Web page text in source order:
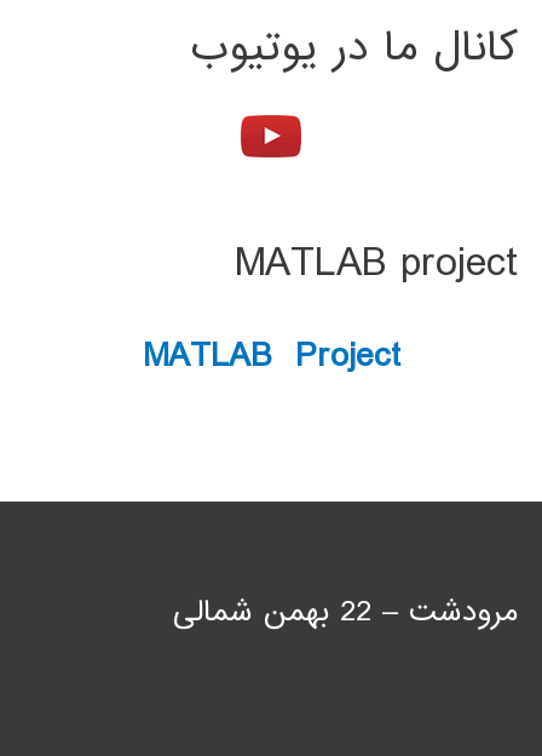
کانال ما در یوتیوب
MATLAB project
MATLAB Project
مرودشت – 22 بهمن شمالی